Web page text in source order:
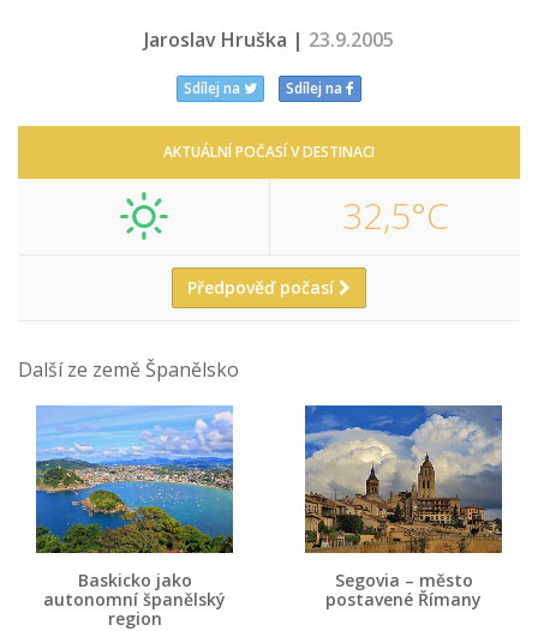
Jaroslav Hruška | 23.9.2005
Sdílej na Sdílej na
AKTUÁLNÍ POČASÍ V DESTINACI
32,5°C
Předpověď počasí
Další ze země Španělsko
Baskicko jako
autonomní španělský
region
Segovia – město
postavené Římany